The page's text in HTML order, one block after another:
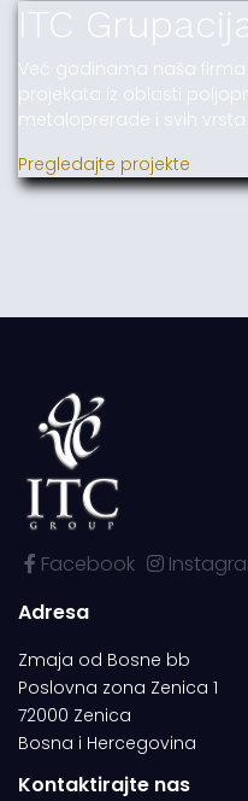
ITC
Već godinama naša firma
projekata iz oblasti
metaloprerade i svih vrsta
Pregledajte projekte
Facebook
Adresa
Zmaja od Bosne bb
Poslovna zona Zenica 1
72000 Zenica
Bosna i Hercegovina
Kontaktirajte nas